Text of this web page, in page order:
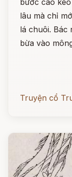
bước cao
lâu mà chỉ
lá chuôi. Bác
bừa vào
Truyện cổ